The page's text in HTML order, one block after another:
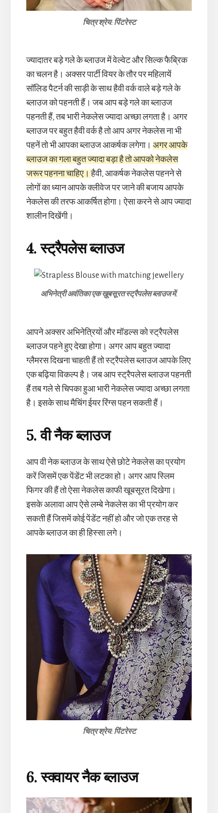
चित्र श्रेय: पिंटरेस्ट
ज्यादातर बड़े गले के ब्लाउज में वेल्वेट और सिल्क फैब्रिक
का चलन है। अक्सर पार्टी वियर के तौर पर महिलायें
सॉलिड पैटर्न की साड़ी के साथ हैवी वर्क वाले बड़े गले के
ब्लाउज को पहनती हैं। जब आप बड़े गले का ब्लाउज
पहनती हैं, तब भारी नेकलेस ज्यादा अच्छा लगता है। अगर
ब्लाउज पर बहुत हैवी वर्क है तो आप अगर नेकलेस ना भी
पहनें तो भी आपका ब्लाउज आकर्षक लगेगा। अगर आपके
ब्लाउज का गला बहुत ज्यादा बड़ा है तो आपको नेकलेस
जरूर पहनना चाहिए।हैवी, आकर्षक नेकलेस पहनने से
लोगों का ध्यान आपके क्लीवेज पर जाने की बजाय आपके
नेकलेस की तरफ आकर्षित होगा। ऐसा करने से आप ज्यादा
शालीन दिखेंगी।
4. स्ट्रैपलेस ब्लाउज
अभिनेत्री अवंतिका एक ख़ूबसूरत स्ट्रैपलेस ब्लाउज में.
आपने अक्सर अभिनेत्रियों और मॉडल्स को स्ट्रैपलेस
ब्लाउज पहने हुए देखा होगा। अगर आप बहुत ज्यादा
ग्लैमरस दिखना चाहती हैं तो स्ट्रैपलेस ब्लाउज आपके लिए
एक बढ़िया विकल्प है। जब आप स्ट्रैपलेस ब्लाउज पहनती
हैं तब गले से चिपका हुआ भारी नेकलेस ज्यादा अच्छा लगता
है। इसके साथ मैचिंग ईयर रिंग्स पहन सकती हैं।
5. वी नैक ब्लाउज
आप वी नेक ब्लाउज के साथ ऐसे छोटे नेकलेस का प्रयोग
करें जिसमें एक पेंडेंट भी लटका हो। अगर आप स्लिम
फिगर की हैं तो ऐसा नेकलेस काफी खूबसूरत दिखेगा।
इसके अलावा आप ऐसे लम्बे नेकलेस का भी प्रयोग कर
सकती हैं जिसमें कोई पेंडेंट नहीं हो और जो एक तरह से
आपके ब्लाउज का ही हिस्सा लगे।
चित्र श्रेय: पिंटरेस्ट
6. स्क्वायर नैक ब्लाउज